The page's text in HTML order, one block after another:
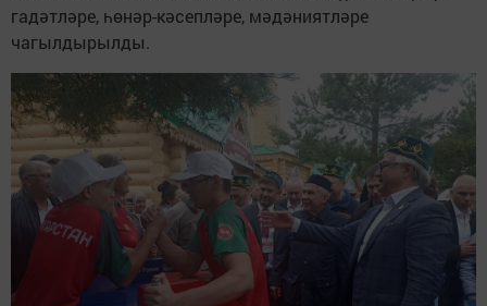
гадәтләре, һөнәр-кәсепләре, мәдәниятләре
чагылдырылды.